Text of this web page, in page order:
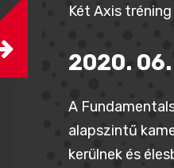
Két Axis
2020.
A
alapszintű
kerülnek és